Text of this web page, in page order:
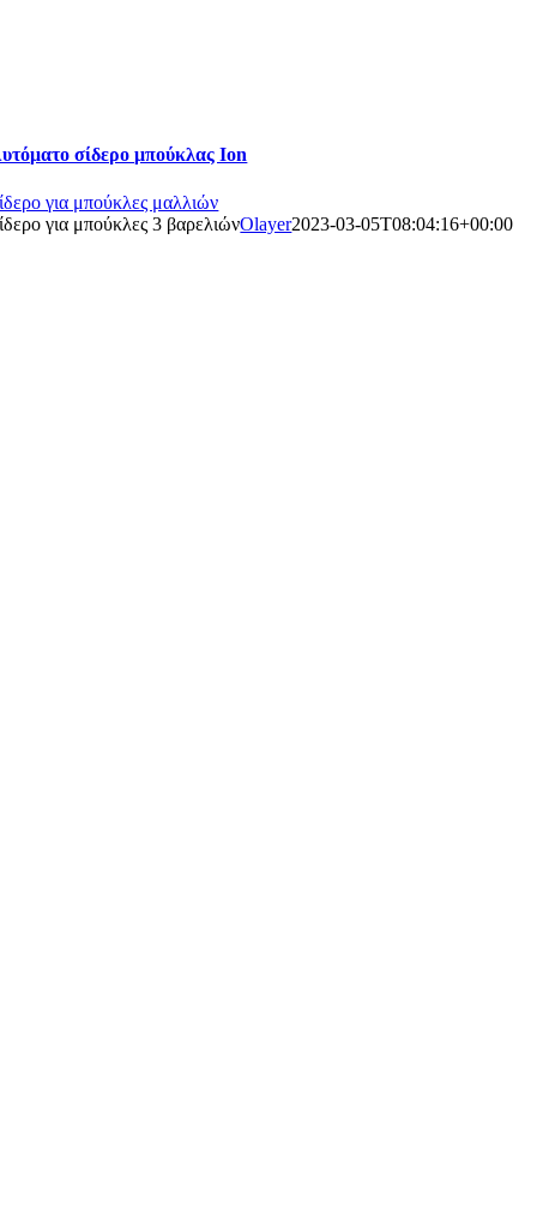
σίδερο μπούκλας Ion
για μπούκλες μαλλιών
για μπούκλες 3 βαρελιώνOlayer2023-03-05T08:04:16+00:00